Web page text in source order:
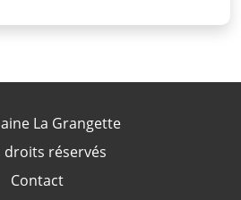
La Grangette
droits réservés
Contact